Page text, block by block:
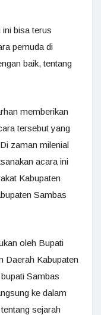
ini bisa terus
pemuda di
baik, tentang
memberikan
tersebut yang
zaman milenial
acara ini
Kabupaten
Sambas
oleh Bupati
Daerah Kabupaten
Sambas
ke dalam
sejarah